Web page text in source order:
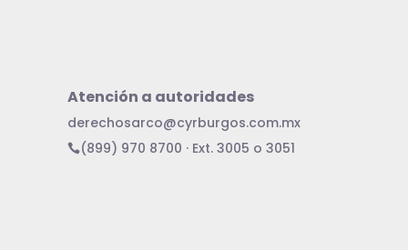
Atención a autoridades
derechosarco@cyrburgos.com.mx
(899) 970 8700 · Ext. 3005 o 3051